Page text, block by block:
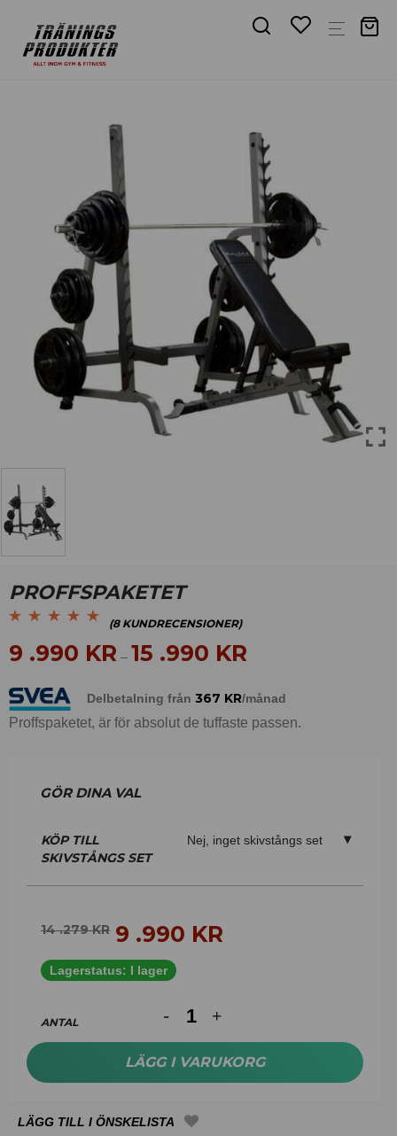
PROFFSPAKETET
5 baserat på
kundrecensioner
(8KUNDRECENSIONER)
9 .990 KR – 15 .990 KR
Delbetalning från 367 KR/månad
Proffspaketet, är för absolut de tuffaste passen.
KÖP TILL
SKIVSTÅNGS SET
Nej, inget skivstångs set
14 .279KR 9 .990 KR
Lagerstatus: I lager
ANTAL
LÄGG I VARUKORG